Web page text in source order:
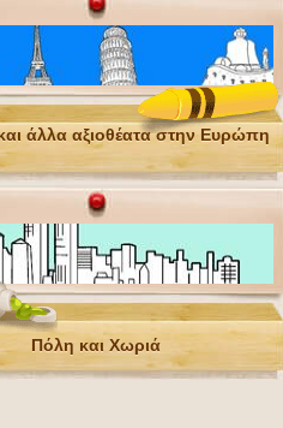
άλλα αξιοθέατα στην Ευρώπη
Πόλη και Χωριά